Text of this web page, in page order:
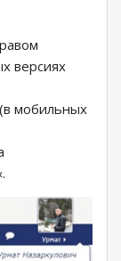
версиях
(в мобильных